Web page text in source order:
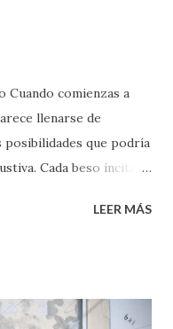
Cuando comienzas a
llenarse de
posibilidades que podría
Cada beso incita
El problema es
saber. Pero incluso
LEER MÁS